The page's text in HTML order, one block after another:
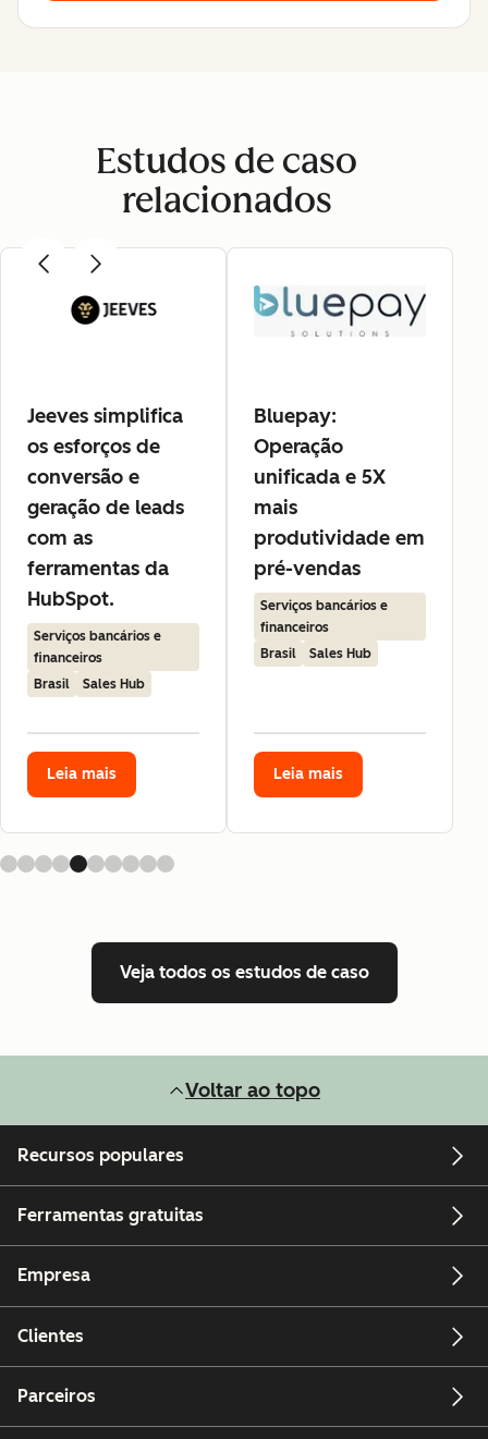
Estudos de caso
relacionados
Jeeves simplifica
os esforços de
conversão e
geração de leads
com as
ferramentas da
HubSpot.
Serviços bancários e
financeiros
Brasil
Sales Hub
Leia mais
Bluepay:
Operação
unificada e 5X
mais
produtividade em
pré-vendas
Serviços bancários e
financeiros
Brasil
Sales Hub
Leia mais
Veja todos os estudos de caso
Voltar ao topo
Recursos populares
Ferramentas gratuitas
Empresa
Clientes
Parceiros